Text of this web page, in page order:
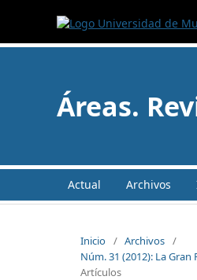
Áreas.
Actual Archivos
Inicio / Archivos /
Núm. 31 (2012): La
Artículos